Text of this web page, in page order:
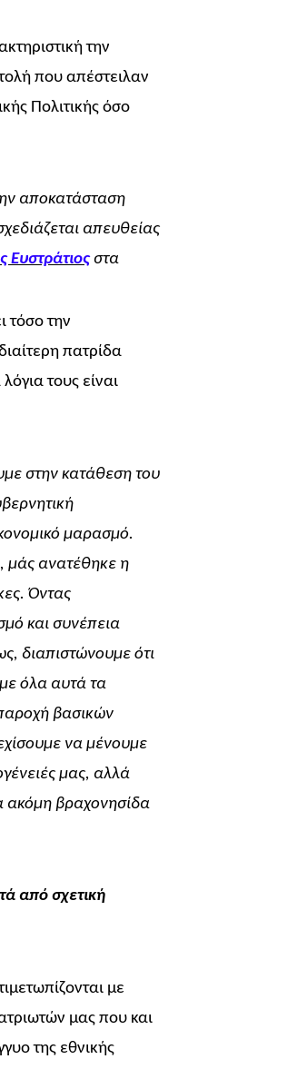
την
που απέστειλαν
Πολιτικής όσο
αποκατάσταση
απευθείας
Ευστράτιοςστα
τόσο την
πατρίδα
τους είναι
στην κατάθεση του
μαρασμό.
μάς ανατέθηκε η
Όντας
και συνέπεια
διαπιστώνουμε ότι
όλα αυτά τα
βασικών
να μένουμε
μας, αλλά
ακόμη βραχονησίδα
από σχετική
με
μας που και
της εθνικής